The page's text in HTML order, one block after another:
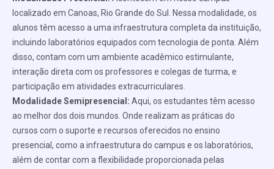
localizado em Canoas, Rio Grande do Sul. Nessa modalidade, os
alunos têm acesso a uma infraestrutura completa da instituição,
incluindo laboratórios equipados com tecnologia de ponta. Além
disso, contam com um ambiente acadêmico estimulante,
interação direta com os professores e colegas de turma, e
participação em atividades extracurriculares.
Modalidade Semipresencial: Aqui, os estudantes têm acesso
ao melhor dos dois mundos. Onde realizam as práticas do
cursos com o suporte e recursos oferecidos no ensino
presencial, como a infraestrutura do campus e os laboratórios,
além de contar com a flexibilidade proporcionada pelas